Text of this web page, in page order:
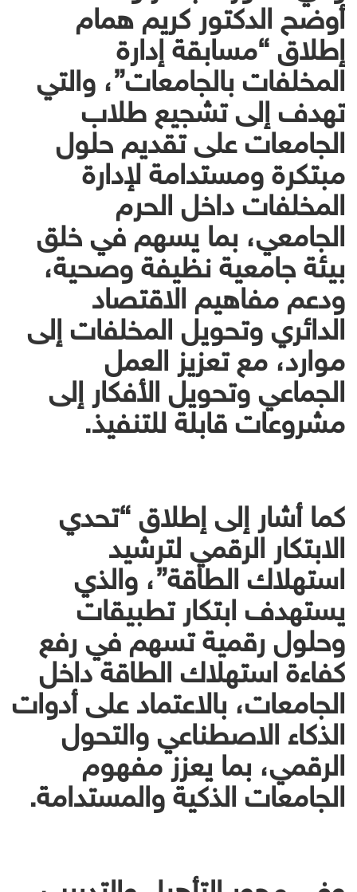
أوضح الدكتور كريم همام
إطلاق “مسابقة إدارة
المخلفات بالجامعات”، والتي
تهدف إلى تشجيع طلاب
الجامعات على تقديم حلول
مبتكرة ومستدامة لإدارة
المخلفات داخل الحرم
الجامعي، بما يسهم في خلق
بيئة جامعية نظيفة وصحية،
ودعم مفاهيم الاقتصاد
الدائري وتحويل المخلفات إلى
موارد، مع تعزيز العمل
الجماعي وتحويل الأفكار إلى
مشروعات قابلة للتنفيذ.
كما أشار إلى إطلاق “تحدي
الابتكار الرقمي لترشيد
استهلاك الطاقة”، والذي
يستهدف ابتكار تطبيقات
وحلول رقمية تسهم في رفع
كفاءة استهلاك الطاقة داخل
الجامعات، بالاعتماد على أدوات
الذكاء الاصطناعي والتحول
الرقمي، بما يعزز مفهوم
الجامعات الذكية والمستدامة.